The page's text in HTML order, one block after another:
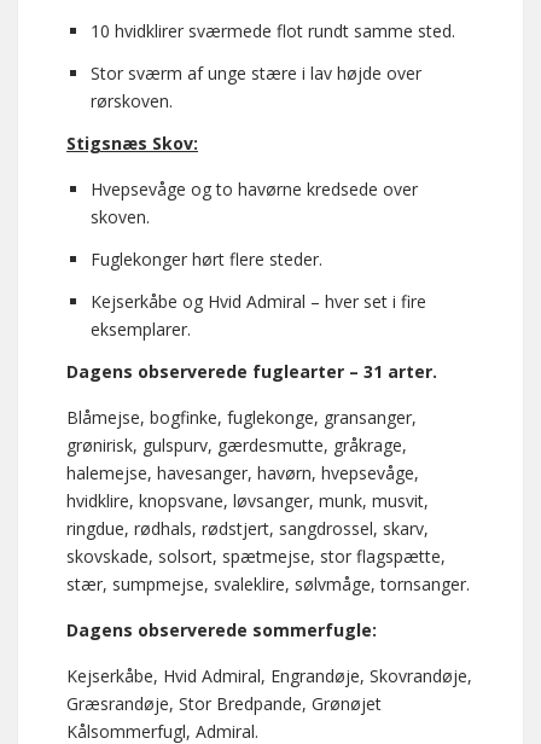
10 hvidklirer sværmede flot rundt samme sted.
Stor sværm af unge stære i lav højde over
rørskoven.
Stigsnæs Skov:
Hvepsevåge og to havørne kredsede over
skoven.
Fuglekonger hørt flere steder.
Kejserkåbe og Hvid Admiral – hver set i fire
eksemplarer.
Dagens observerede fuglearter – 31 arter.
Blåmejse, bogfinke, fuglekonge, gransanger,
grønirisk, gulspurv, gærdesmutte, gråkrage,
halemejse, havesanger, havørn, hvepsevåge,
hvidklire, knopsvane, løvsanger, munk, musvit,
ringdue, rødhals, rødstjert, sangdrossel, skarv,
skovskade, solsort, spætmejse, stor flagspætte,
stær, sumpmejse, svaleklire, sølvmåge, tornsanger.
Dagens observerede sommerfugle:
Kejserkåbe, Hvid Admiral, Engrandøje, Skovrandøje,
Græsrandøje, Stor Bredpande, Grønøjet
Kålsommerfugl, Admiral.